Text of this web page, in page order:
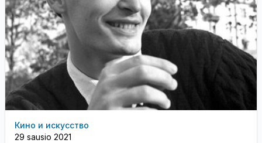
Кино и искусство
29 sausio 2021